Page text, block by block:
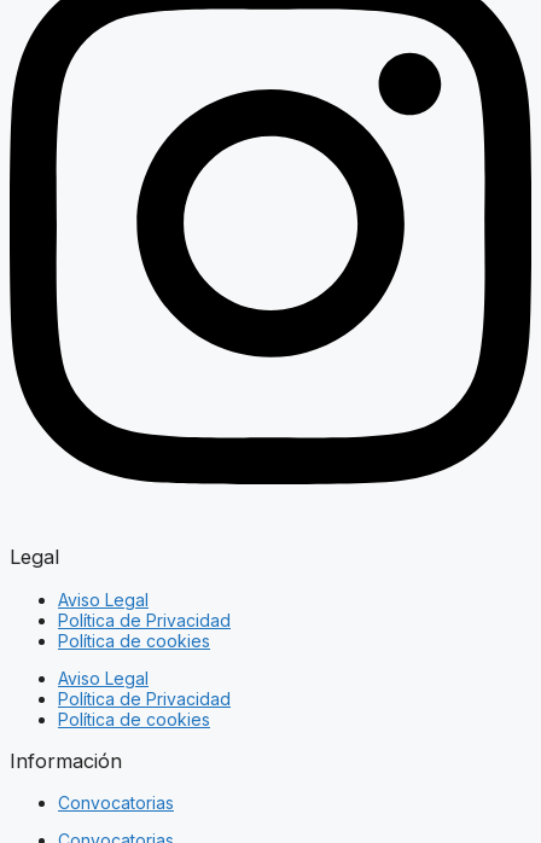
Legal
Aviso Legal
Política de Privacidad
Política de cookies
Aviso Legal
Política de Privacidad
Política de cookies
Información
Convocatorias